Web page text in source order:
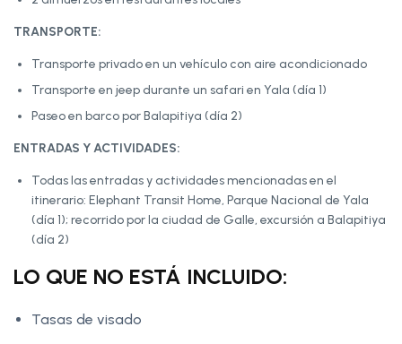
TRANSPORTE:
Transporte privado en un vehículo con aire acondicionado
Transporte en jeep durante un safari en Yala (día 1)
Paseo en barco por Balapitiya (día 2)
ENTRADAS Y ACTIVIDADES:
Todas las entradas y actividades mencionadas en el
itinerario: Elephant Transit Home, Parque Nacional de Yala
(día 1); recorrido por la ciudad de Galle, excursión a Balapitiya
(día 2)
LO QUE NO ESTÁ INCLUIDO:
Tasas de visado